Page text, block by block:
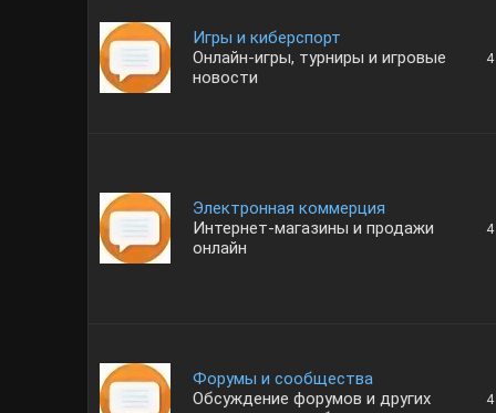
Игры и киберспорт
Онлайн-игры, турниры и игровые
новости
4
Электронная коммерция
Интернет-магазины и продажи
онлайн
4
Форумы и сообщества
Обсуждение форумов и других
4